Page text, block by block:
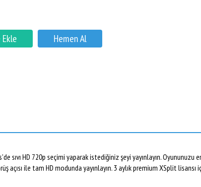
HD 720p seçimi yaparak istediğiniz şeyi yayınlayın. Oyununuzu
ile tam HD modunda yayınlayın. 3 aylık premium XSplit lisansı